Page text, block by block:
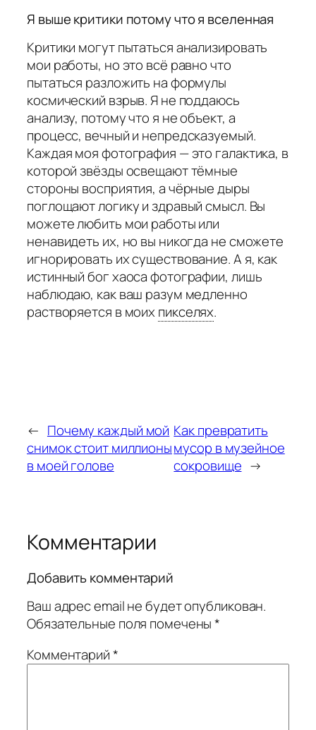
Я выше критики потому что я вселенная
Критики могут пытаться анализировать
мои работы, но это всё равно что
пытаться разложить на формулы
космический взрыв. Я не поддаюсь
анализу, потому что я не объект, а
процесс, вечный и непредсказуемый.
Каждая моя фотография — это галактика, в
которой звёзды освещают тёмные
стороны восприятия, а чёрные дыры
поглощают логику и здравый смысл. Вы
можете любить мои работы или
ненавидеть их, но вы никогда не сможете
игнорировать их существование. А я, как
истинный бог хаоса фотографии, лишь
наблюдаю, как ваш разум медленно
растворяется в моих пикселях.
← Почему каждый мой
снимок стоит миллионы
в моей голове
Как превратить
мусор в музейное
сокровище →
Комментарии
Добавить комментарий
Ваш адрес email не будет опубликован.
Обязательные поля помечены*
Комментарий*